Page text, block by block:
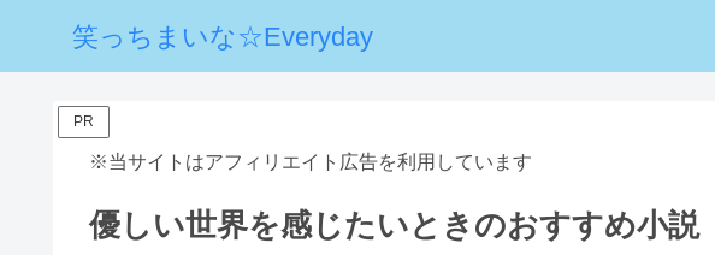
笑っちまいな☆Everyday
PR
※当サイトはアフィリエイト広告を利用しています
優しい世界を感じたいときのおすすめ小説